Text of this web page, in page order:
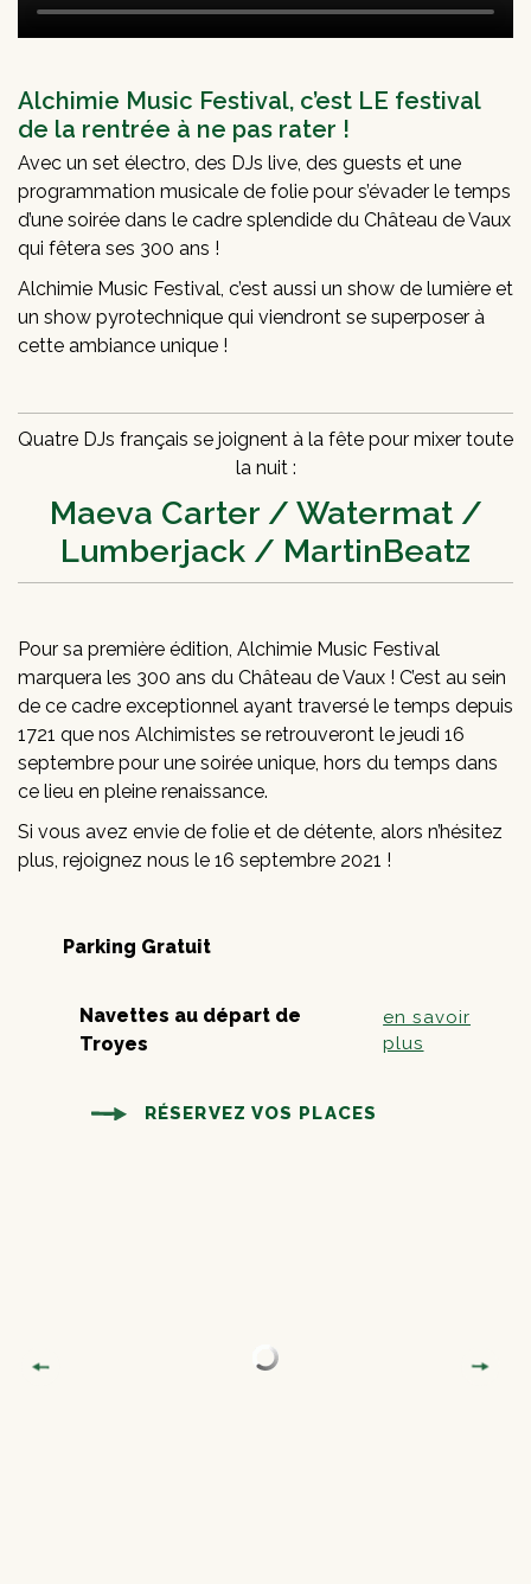
Alchimie Music Festival, c’est LE festival
de la rentrée à ne pas rater !
Avec un set électro, des DJs live, des guests et une
programmation musicale de folie pour s’évader le temps
d’une soirée dans le cadre splendide du Château de Vaux
qui fêtera ses 300 ans !
Alchimie Music Festival, c’est aussi un show de lumière et
un show pyrotechnique qui viendront se superposer à
cette ambiance unique !
Quatre DJs français se joignent à la fête pour mixer toute
la nuit :
Maeva Carter / Watermat /
Lumberjack / MartinBeatz​
Pour sa première édition, Alchimie Music Festival
marquera les 300 ans du Château de Vaux ! C’est au sein
de ce cadre exceptionnel ayant traversé le temps depuis
1721 que nos Alchimistes se retrouveront le jeudi 16
septembre pour une soirée unique, hors du temps dans
ce lieu en pleine renaissance.
Si vous avez envie de folie et de détente, alors n’hésitez
plus, rejoignez nous le 16 septembre 2021 !
Parking Gratuit
Navettes au départ de
Troyes
en savoir
plus
RÉSERVEZ VOS PLACES